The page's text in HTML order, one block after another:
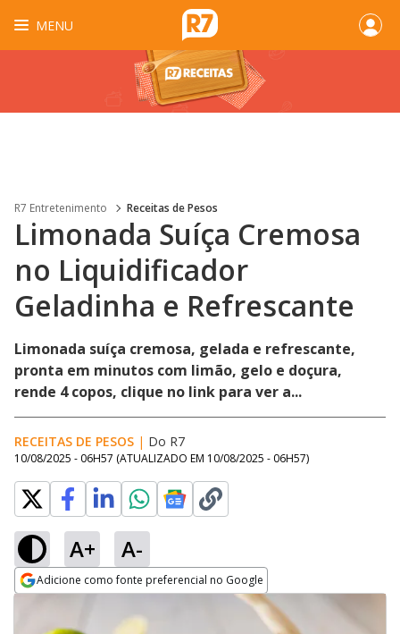
MENU
R7 Entretenimento Receitas de Pesos
Limonada Suíça Cremosa
no Liquidificador
Geladinha e Refrescante
Limonada suíça cremosa, gelada e refrescante,
pronta em minutos com limão, gelo e doçura,
rende 4 copos, clique no link para ver a...
RECEITAS DE PESOS | Do R7
10/08/2025 - 06H57 (ATUALIZADO EM 10/08/2025 - 06H57)
A+ A-
Adicione como fonte preferencial no Google